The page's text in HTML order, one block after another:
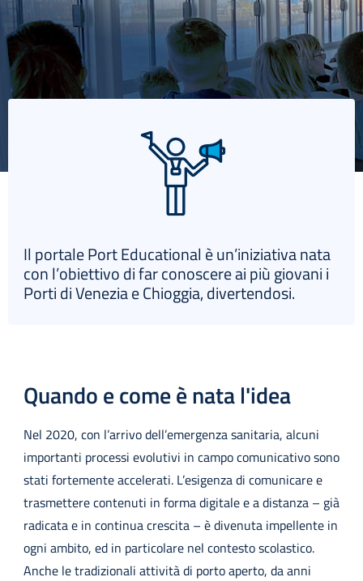
Il portale Port Educational è un’iniziativa nata
con l’obiettivo di far conoscere ai più giovani i
Porti di Venezia e Chioggia, divertendosi.
Quando e come è nata l'idea
Nel 2020, con l’arrivo dell’emergenza sanitaria, alcuni
importanti processi evolutivi in campo comunicativo sono
stati fortemente accelerati. L’esigenza di comunicare e
trasmettere contenuti in forma digitale e a distanza – già
radicata e in continua crescita – è divenuta impellente in
ogni ambito, ed in particolare nel contesto scolastico.
Anche le tradizionali attività di porto aperto, da anni